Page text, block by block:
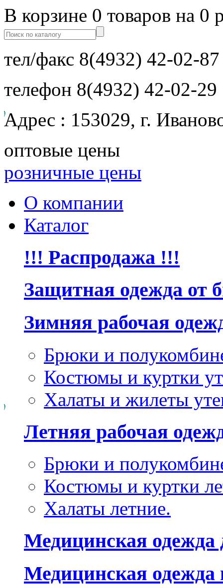
В корзине 0 товаров на 0
тел/факс 8(4932) 42-02-87
телефон 8(4932) 42-02-29
Адрес : 153029, г.
оптовые цены
розничные цены
О компании
Каталог
!!! Распродажа !!!
Защитная одежда от
Зимняя рабочая
Брюки и
Костюмы и куртки
Халаты и жилеты
Летняя рабочая
Брюки и
Костюмы и куртки
Халаты летние.
Медицинская
Медицинская одежда